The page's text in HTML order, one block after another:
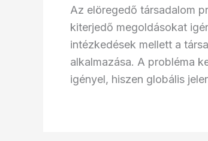
Az elöregedő társadalom
kiterjedő megoldásokat
intézkedések mellett a
alkalmazása. A probléma
igényel, hiszen globális